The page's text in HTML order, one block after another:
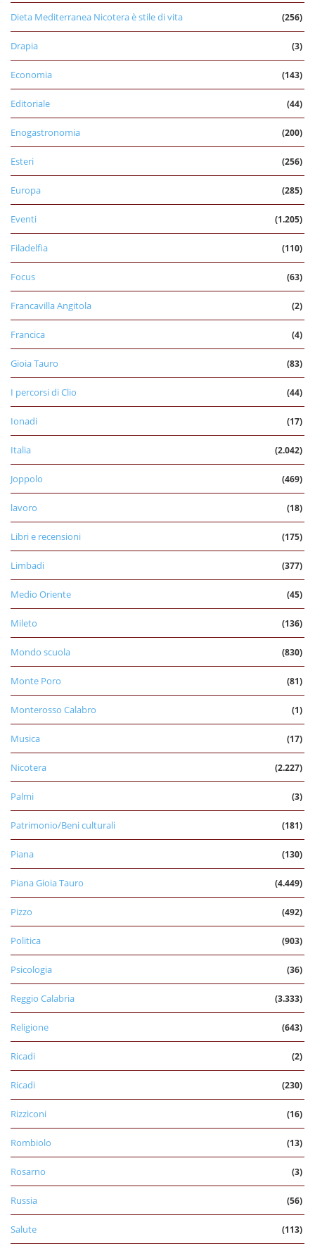
Dieta Mediterranea Nicotera è stile di vita (256)
Drapia (3)
Economia (143)
Editoriale (44)
Enogastronomia (200)
Esteri (256)
Europa (285)
Eventi (1.205)
Filadelfia (110)
Focus (63)
Francavilla Angitola (2)
Francica (4)
Gioia Tauro (83)
I percorsi di Clio (44)
Ionadi (17)
Italia (2.042)
Joppolo (469)
lavoro (18)
Libri e recensioni (175)
Limbadi (377)
Medio Oriente (45)
Mileto (136)
Mondo scuola (830)
Monte Poro (81)
Monterosso Calabro (1)
Musica (17)
Nicotera (2.227)
Palmi (3)
Patrimonio/Beni culturali (181)
Piana (130)
Piana Gioia Tauro (4.449)
Pizzo (492)
Politica (903)
Psicologia (36)
Reggio Calabria (3.333)
Religione (643)
Ricadi (2)
Ricadi (230)
Rizziconi (16)
Rombiolo (13)
Rosarno (3)
Russia (56)
Salute (113)